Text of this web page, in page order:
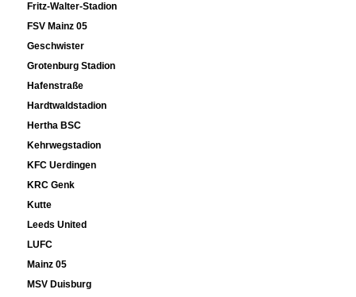
Fritz-Walter-Stadion
FSV Mainz 05
Geschwister
Grotenburg Stadion
Hafenstraße
Hardtwaldstadion
Hertha BSC
Kehrwegstadion
KFC Uerdingen
KRC Genk
Kutte
Leeds United
LUFC
Mainz 05
MSV Duisburg